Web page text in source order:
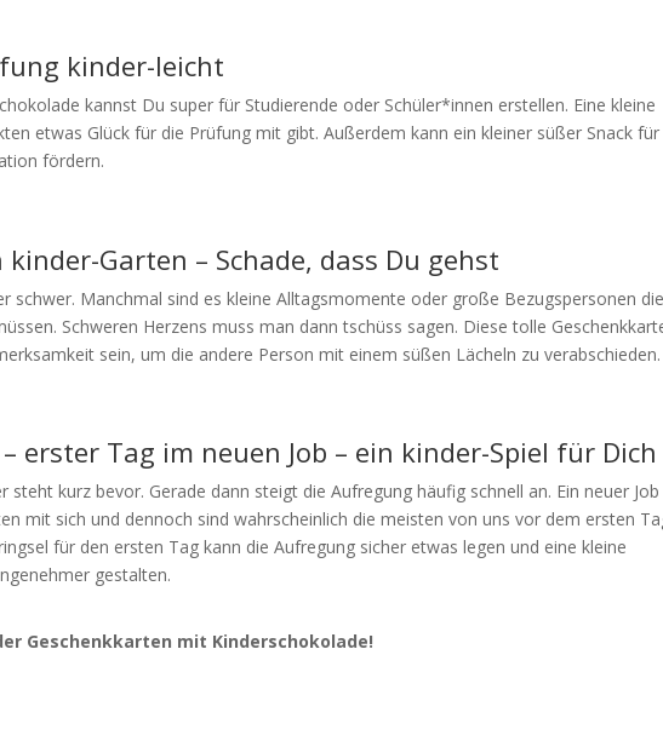
kinder-leicht
kannst Du super für Studierende oder Schüler*innen erstellen. Eine kleine
etwas Glück für die Prüfung mit gibt. Außerdem kann ein kleiner süßer Snack für
fördern.
Garten – Schade, dass Du gehst
schwer. Manchmal sind es kleine Alltagsmomente oder große Bezugspersonen
Schweren Herzens muss man dann tschüss sagen. Diese tolle
sein, um die andere Person mit einem süßen Lächeln zu verabschieden.
erster Tag im neuen Job – ein kinder-Spiel für Dich
steht kurz bevor. Gerade dann steigt die Aufregung häufig schnell an. Ein neuer Job
mit sich und dennoch sind wahrscheinlich die meisten von uns vor dem ersten
für den ersten Tag kann die Aufregung sicher etwas legen und eine kleine
gestalten.
Geschenkkarten mit Kinderschokolade!